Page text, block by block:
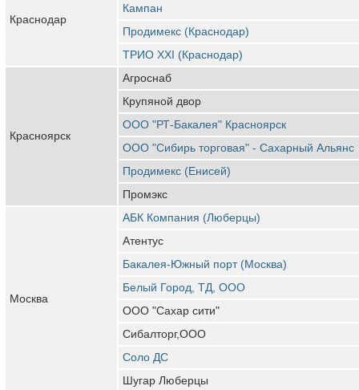
Краснодар
Кампан
Продимекс (Краснодар)
ТРИО XXI (Краснодар)
Красноярск
Агроснаб
Крупяной двор
ООО "РТ-Бакалея" Красноярск
ООО "Сибирь торговая" - Сахарный Альянс
Продимекс (Енисей)
Промэкс
Москва
АБК Компания (Люберцы)
Атентус
Бакалея-Южный порт (Москва)
Белый Город, ТД, ООО
ООО "Сахар сити"
Сибалторг,ООО
Соло ДС
Шугар Люберцы